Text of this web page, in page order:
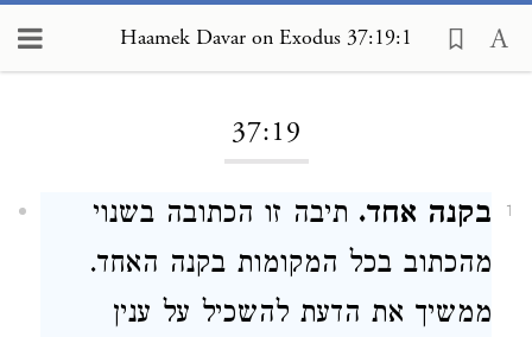
Haamek Davar on Exodus 37:19:1
37:19
1 בקנה אחד. תיבה זו הכתובה בשנוי
מהכתוב בכל המקומות בקנה האחד.
ממשיך את הדעת להשכיל על ענין